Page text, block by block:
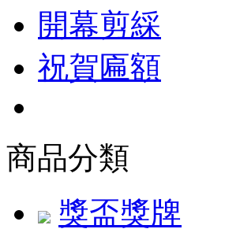
開幕剪綵
祝賀匾額
商品分類
獎盃獎牌